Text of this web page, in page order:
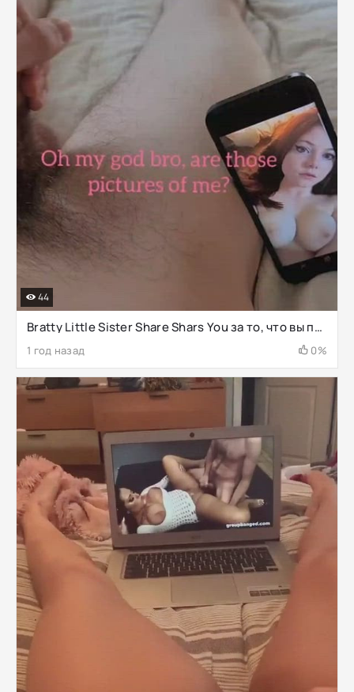
Bratty Little Sister Share Shars You за то, что вы полны
1 год назад 0%
44